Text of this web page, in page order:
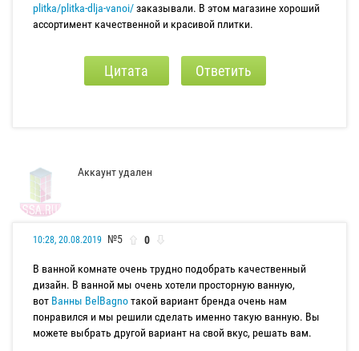
plitka/plitka-dlja-vanoi/заказывали. В этом магазине хороший
ассортимент качественной и красивой плитки.
Цитата Ответить
Аккаунт удален
10:28, 20.08.2019 №5 0
В ванной комнате очень трудно подобрать качественный
дизайн. В ванной мы очень хотели просторную ванную,
вот Ванны BelBagnoтакой вариант бренда очень нам
понравился и мы решили сделать именно такую ванную. Вы
можете выбрать другой вариант на свой вкус, решать вам.